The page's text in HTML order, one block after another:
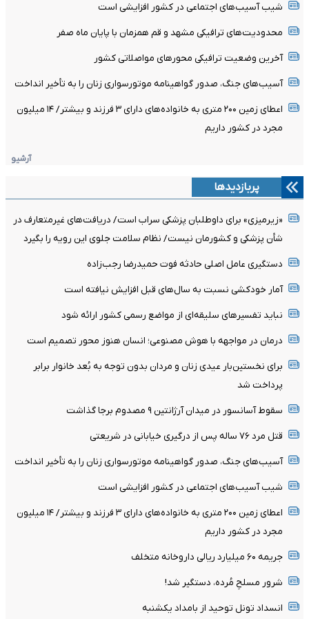
شیب آسیب‌های اجتماعی در کشور افزایشی است
محدودیت‌های ترافیکی مشهد و قم همزمان با پایان ماه صفر
آخرین وضعیت ترافیکی محورهای مواصلاتی کشور
آسیب‌های جنگ، صدور گواهینامه موتورسواری زنان را به تأخیر انداخت
اعطای زمین ۲۰۰ متری به خانواده‌های دارای ۳ فرزند و بیشتر/ ۱۴ میلیون
مجرد در کشور داریم
آرشیو
پربازدیدها
«زیرمیزی» برای داوطلبان پزشکی سراب است/ دریافت‌های غیرمتعارف در
شأن پزشکی و کشورمان نیست/ نظام سلامت جلوی این رویه را بگیرد
دستگیری عامل اصلی حادثه فوت حمیدرضا رجب‌زاده
آمار خودکشی نسبت به سال‌های قبل افزایش نیافته است
نباید تفسیرهای سلیقه‌ای از مواضع رسمی کشور ارائه شود
درمان در مواجهه با هوش مصنوعی؛ انسان هنوز محور تصمیم است
برای نخستین‌بار عیدی زنان و مردان بدون توجه به بُعد خانوار برابر
پرداخت شد
سقوط آسانسور در میدان آرژانتین ۹ مصدوم برجا گذاشت
قتل مرد ۷۶ ساله پس از درگیری خیابانی در شریعتی
آسیب‌های جنگ، صدور گواهینامه موتورسواری زنان را به تأخیر انداخت
شیب آسیب‌های اجتماعی در کشور افزایشی است
اعطای زمین ۲۰۰ متری به خانواده‌های دارای ۳ فرزند و بیشتر/ ۱۴ میلیون
مجرد در کشور داریم
جریمه ۶۰ میلیارد ریالی داروخانه متخلف
شرور مسلحِ مُرده، دستگیر شد!
انسداد تونل توحید از بامداد یکشنبه